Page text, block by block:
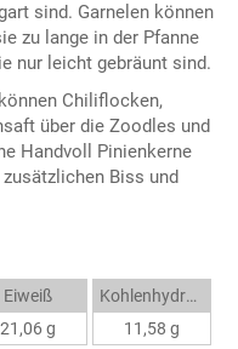
sind. Garnelen können
zu lange in der Pfanne
nur leicht gebräunt sind.
Chiliflocken,
über die Zoodles und
Handvoll Pinienkerne
Biss und
Eiweiß
21,06 g
Kohlenhydrate
11,58 g